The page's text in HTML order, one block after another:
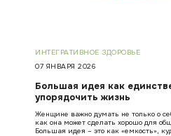
ИНТЕГРАТИВНОЕ ЗДОРОВЬЕ
07 ЯНВАРЯ 2026
Большая идея как
упорядочить жизнь
Женщине важно думать не только о
как она может сделать хорошо для
Большая идея – это как «емкость»,